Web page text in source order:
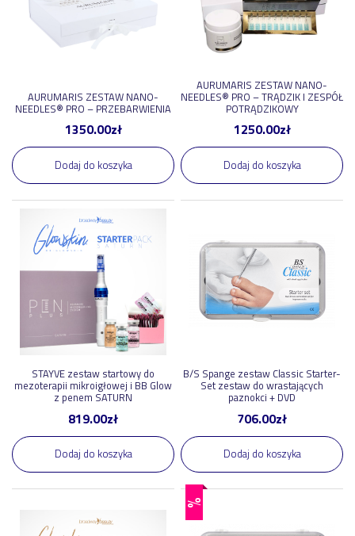
MG Evolution® 5
Stayve
Norel 2
pokaż więcej
Tag
2026-sale
bezpieczny-pakiet 12
2026-sale-2 7
brow-code 5
pielegnacja-domowa
produkty-dla-niego
zdrowe-i-zadbane-stopy 3
bb-glow
pokaż więcej
AURUMARIS ZESTAW NANO-
NEEDLES® PRO – PRZEBARWIENIA
1350.00zł
Dodaj do koszyka
AURUMARIS ZESTAW NANO-
NEEDLES® PRO – TRĄDZIK I ZESPÓŁ
POTRĄDZIKOWY
1250.00zł
Dodaj do koszyka
STAYVE zestaw startowy do
mezoterapii mikroigłowej i BB Glow
z penem SATURN
819.00zł
Dodaj do koszyka
B/S Spange zestaw Classic Starter-
Set zestaw do wrastających
paznokci + DVD
706.00zł
Dodaj do koszyka
%